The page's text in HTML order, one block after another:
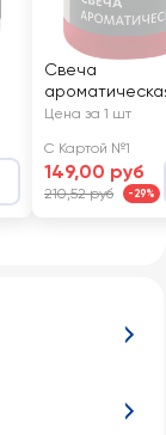
Свеча
HOMECLUB
7х9см
Цена за 1 шт
С Картой №1
149,00 руб
210,52 руб -29%